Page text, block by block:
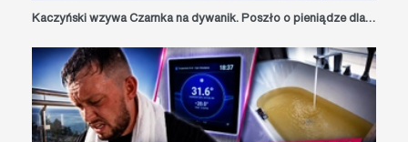
Kaczyński wzywa Czarnka na dywanik. Poszło o pieniądze dla Ukrainy